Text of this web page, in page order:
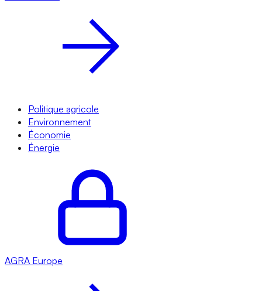
Politique agricole
Environnement
Économie
Énergie
AGRA Europe